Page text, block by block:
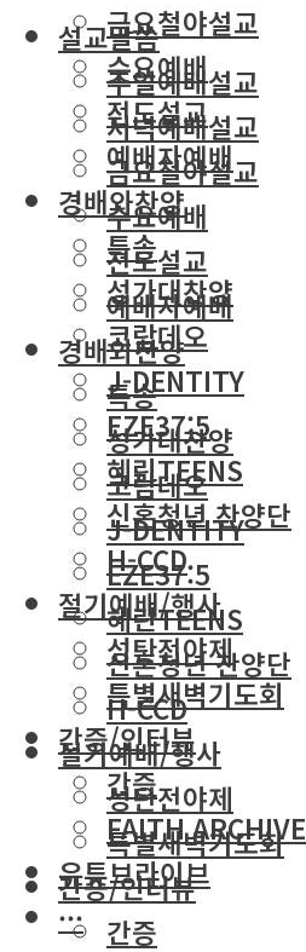
금요철야설교
수요예배
전도설교
예배자예배
경배와찬양
특송
성가대찬양
코람데오
J-DENTITY
EZE37:5
혜린TEENS
신혼청년 찬양단
H-CCD
절기예배/행사
성탄전야제
특별새벽기도회
간증/인터뷰
간증
FAITH ARCHIVE
유튜브라이브
···
설교말씀
주일예배설교
저녁예배설교
금요철야설교
수요예배
전도설교
예배자예배
경배와찬양
특송
성가대찬양
코람데오
J-DENTITY
EZE37:5
혜린TEENS
신혼청년 찬양단
H-CCD
절기예배/행사
성탄전야제
특별새벽기도회
간증/인터뷰
간증